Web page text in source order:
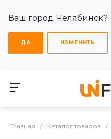
Ваш город Челябинск?
ДА ИЗМЕНИТЬ
Главная / Каталог товаров /